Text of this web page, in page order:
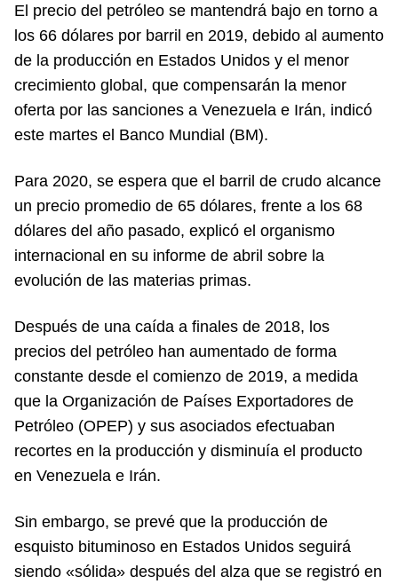
El precio del petróleo se mantendrá bajo en torno a
los 66 dólares por barril en 2019, debido al aumento
de la producción en Estados Unidos y el menor
crecimiento global, que compensarán la menor
oferta por las sanciones a Venezuela e Irán, indicó
este martes el Banco Mundial (BM).
Para 2020, se espera que el barril de crudo alcance
un precio promedio de 65 dólares, frente a los 68
dólares del año pasado, explicó el organismo
internacional en su informe de abril sobre la
evolución de las materias primas.
Después de una caída a finales de 2018, los
precios del petróleo han aumentado de forma
constante desde el comienzo de 2019, a medida
que la Organización de Países Exportadores de
Petróleo (OPEP) y sus asociados efectuaban
recortes en la producción y disminuía el producto
en Venezuela e Irán.
Sin embargo, se prevé que la producción de
esquisto bituminoso en Estados Unidos seguirá
siendo «sólida» después del alza que se registró en